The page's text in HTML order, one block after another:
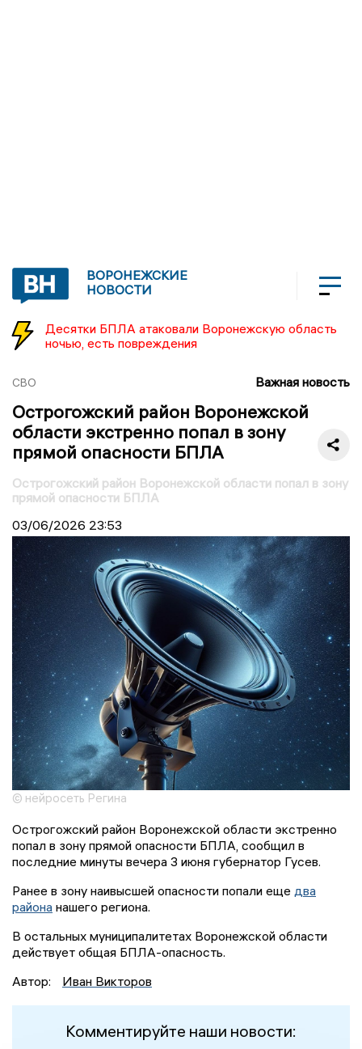
ВОРОНЕЖСКИЕ
НОВОСТИ
Десятки БПЛА атаковали Воронежскую область
ночью, есть повреждения
СВО Важная новость
Острогожский район Воронежской
области экстренно попал в зону
прямой опасности БПЛА
Острогожский район Воронежской области попал в зону
прямой опасности БПЛА
03/06/2026 23:53
© нейросеть Регина
Острогожский район Воронежской области экстренно
попал в зону прямой опасности БПЛА, сообщил в
последние минуты вечера 3 июня губернатор Гусев.
Ранее в зону наивысшей опасности попали еще два
района нашего региона.
В остальных муниципалитетах Воронежской области
действует общая БПЛА-опасность.
Автор:
Иван Викторов
Комментируйте наши новости: